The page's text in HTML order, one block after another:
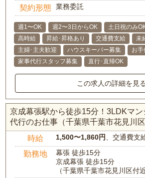
契約形態 業務委託
週1〜OK 週2〜3日からOK 土日祝のみ
高時給
昇給･昇格あり 交通費支給
未
主婦･主夫歓迎
ハウスキーパー募集
お手
家事代行スタッフ募集
直行･直帰OK
この求人の詳細を見
京成幕張駅から徒歩15分！3LDKマ
代行のお仕事（千葉県千葉市花見川区
時給 1,500〜1,860円 、交通費支
勤務地
幕張 徒歩15分
京成幕張 徒歩15分
（千葉県千葉市花見川区付近